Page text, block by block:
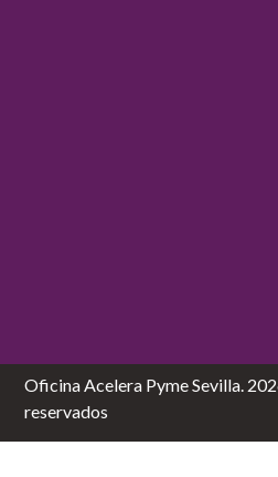
Oficina Acelera Pyme Sevilla.
reservados